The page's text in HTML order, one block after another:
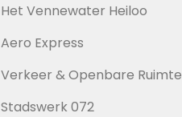
Het Vennewater Heiloo
Aero Express
Verkeer & Openbare Ruimte
Stadswerk 072